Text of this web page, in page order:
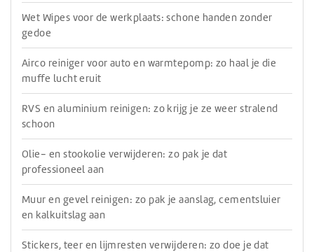
Wet Wipes voor de werkplaats: schone handen zonder
gedoe
Airco reiniger voor auto en warmtepomp: zo haal je die
muffe lucht eruit
RVS en aluminium reinigen: zo krijg je ze weer stralend
schoon
Olie- en stookolie verwijderen: zo pak je dat
professioneel aan
Muur en gevel reinigen: zo pak je aanslag, cementsluier
en kalkuitslag aan
Stickers, teer en lijmresten verwijderen: zo doe je dat